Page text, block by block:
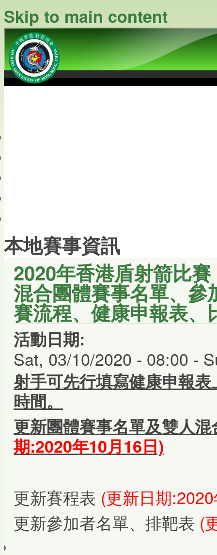
Skip to main content
本地賽事資訊
2020年香港盾射箭比
混合團體賽事名單、
賽流程、健康申報表、
活動日期:
Sat, 03/10/2020 - 08:00 -
射手可先行填寫健康申報
時間。
更新團體賽事名單及雙人
期:2020年10月16日)
更新賽程表 (更新日期
更新參加者名單、排靶表 (